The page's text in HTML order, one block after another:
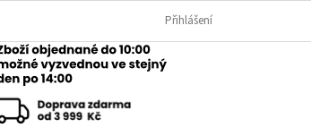
Přihlášení